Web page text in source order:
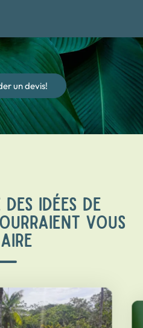
un devis!
IDÉES DE
VOUS